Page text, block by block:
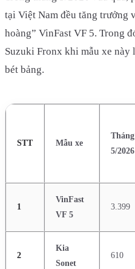
tại Việt Nam đều tăng trưởng
hoàng” VinFast VF 5. Trong
Suzuki Fronx khi mẫu xe
bét bảng.
STT Mẫu xe
Tháng
5/2026
1
VinFast
VF 5
3.399
2
Kia
Sonet
610